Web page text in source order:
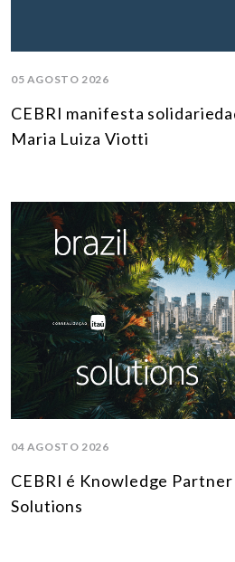
05 AGOSTO 2026
CEBRI manifesta
Maria Luiza Viotti
04 AGOSTO 2026
CEBRI é Knowledge
Solutions